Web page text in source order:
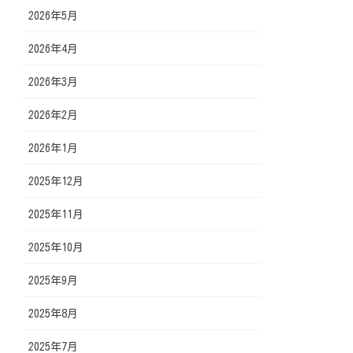
2026年5月
2026年4月
2026年3月
2026年2月
2026年1月
2025年12月
2025年11月
2025年10月
2025年9月
2025年8月
2025年7月